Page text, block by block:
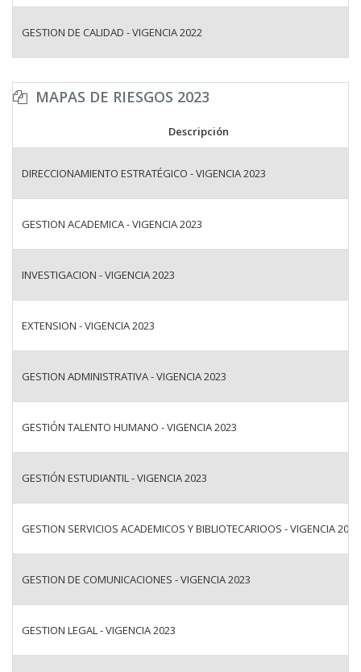
GESTION DE CALIDAD - VIGENCIA 2022
MAPAS DE RIESGOS 2023
Descripción
DIRECCIONAMIENTO ESTRATÉGICO - VIGENCIA 2023
GESTION ACADEMICA - VIGENCIA 2023
INVESTIGACION - VIGENCIA 2023
EXTENSION - VIGENCIA 2023
GESTION ADMINISTRATIVA - VIGENCIA 2023
GESTIÓN TALENTO HUMANO - VIGENCIA 2023
GESTIÓN ESTUDIANTIL - VIGENCIA 2023
GESTION SERVICIOS ACADEMICOS Y BIBLIOTECARIOOS - VIGENCIA 2023
GESTION DE COMUNICACIONES - VIGENCIA 2023
GESTION LEGAL - VIGENCIA 2023